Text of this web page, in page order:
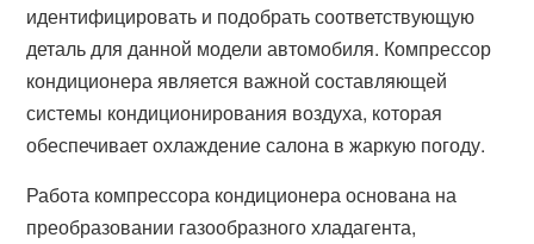
идентифицировать и подобрать соответствующую
деталь для данной модели автомобиля. Компрессор
кондиционера является важной составляющей
системы кондиционирования воздуха, которая
обеспечивает охлаждение салона в жаркую погоду.
Работа компрессора кондиционера основана на
преобразовании газообразного хладагента,